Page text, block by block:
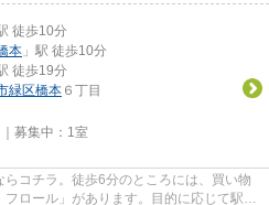
徒歩10分
本 」駅 徒歩10分
徒歩19分
緑区橋本 ６丁目
募集中： 1室
コチラ。徒歩6分のところには、買い物
ロール」があります。目的に応じて駅を